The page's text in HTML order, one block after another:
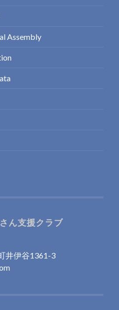
Assembly
ん支援クラブ
井伊谷1361-3